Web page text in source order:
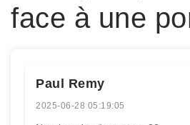
face à une
Paul Remy
2025-06-28 05:19:05